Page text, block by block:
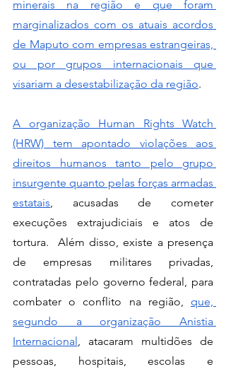
minerais na região e que foram
marginalizados com os atuais acordos
de Maputo com empresas estrangeiras,
ou por grupos internacionais que
visariam a desestabilização da região.
A organização Human Rights Watch
(HRW) tem apontado violações aos
direitos humanos tanto pelo grupo
insurgente quanto pelas forças armadas
estatais, acusadas de cometer
execuções extrajudiciais e atos de
tortura.  Além disso, existe a presença
de empresas militares privadas,
contratadas pelo governo federal, para
combater o conflito na região, que,
segundo a organização Anistia
Internacional , atacaram multidões de
pessoas, hospitais, escolas e